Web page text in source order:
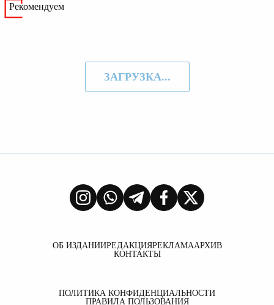
Рекомендуем
ЗАГРУЗКА...
ОБ ИЗДАНИИРЕДАКЦИЯРЕКЛАМААРХИВ
КОНТАКТЫ
ПОЛИТИКА КОНФИДЕНЦИАЛЬНОСТИ
ПРАВИЛА ПОЛЬЗОВАНИЯ